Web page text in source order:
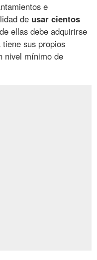
e
de usar cientos
ellas debe adquirirse
sus propios
nivel mínimo de